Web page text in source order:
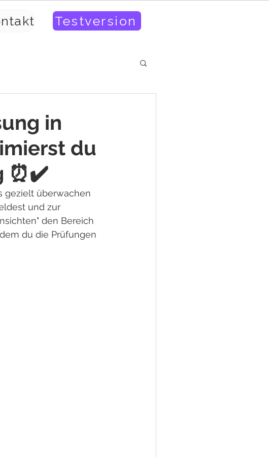
Testversion
in
du
⏰✔️
gezielt überwachen
und zur
den Bereich
du die Prüfungen